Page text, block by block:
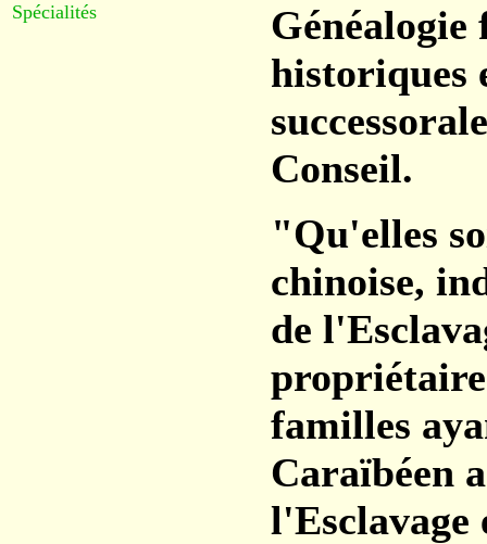
Spécialités
Généalogie
historiques
Conseil.
"Qu'elles
chinoise,
de
familles
Caraïbéen
l'Esclavage